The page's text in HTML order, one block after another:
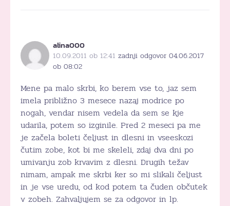
alina000
10.09.2011 ob 12:41 zadnji odgovor 04.06.2017
ob 08:02
Mene pa malo skrbi, ko berem vse to, jaz sem
imela približno 3 mesece nazaj modrice po
nogah, vendar nisem vedela da sem se kje
udarila, potem so izginile. Pred 2 meseci pa me
je začela boleti čeljust in dlesni in vseeskozi
čutim zobe, kot bi me skeleli, zdaj dva dni po
umivanju zob krvavim z dlesni. Drugih težav
nimam, ampak me skrbi ker so mi slikali čeljust
in je vse uredu, od kod potem ta čuden občutek
v zobeh. Zahvaljujem se za odgovor in lp.